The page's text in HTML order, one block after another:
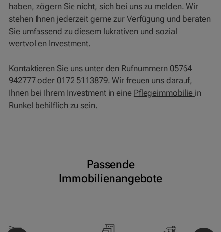
haben, zögern Sie nicht, sich bei uns zu melden. Wir
stehen Ihnen jederzeit gerne zur Verfügung und beraten
Sie umfassend zu diesem lukrativen und sozial
wertvollen Investment.
Kontaktieren Sie uns unter den Rufnummern 05764
942777 oder 0172 5113879. Wir freuen uns darauf,
Ihnen bei Ihrem Investment in eine Pflegeimmobilie in
Runkel behilflich zu sein.
Passende
Immobilienangebote